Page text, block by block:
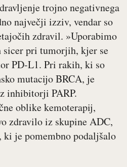
trojno negativnega
največji izziv, vendar so
zdravil. »Uporabimo
pri tumorjih, kjer se
PD-L1. Pri rakih, ki so
mutacijo BRCA, je
inhibitorji PARP.
oblike kemoterapij,
zdravilo iz skupine ADC,
ki je pomembno podaljšalo